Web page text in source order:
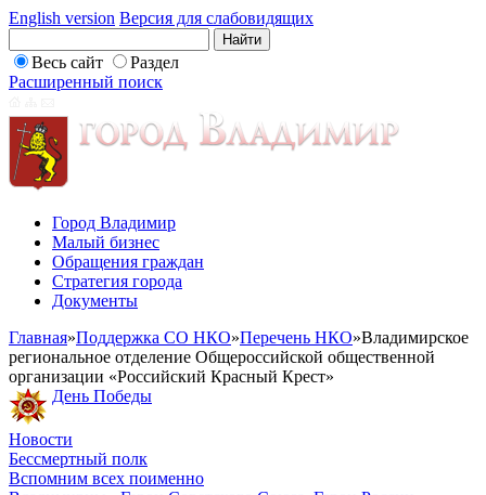
English version Версия для слабовидящих
Весь сайт
Раздел
Расширенный поиск
Город Владимир
Малый бизнес
Обращения граждан
Стратегия города
Документы
Главная»Поддержка СО НКО»Перечень НКО»Владимирское
региональное отделение Общероссийской общественной
организации «Российский Красный Крест»
День Победы
Новости
Бессмертный полк
Вспомним всех поименно